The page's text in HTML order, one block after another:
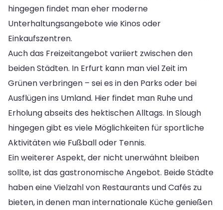
hingegen findet man eher moderne
Unterhaltungsangebote wie Kinos oder
Einkaufszentren.
Auch das Freizeitangebot variiert zwischen den
beiden Städten. In Erfurt kann man viel Zeit im
Grünen verbringen – sei es in den Parks oder bei
Ausflügen ins Umland. Hier findet man Ruhe und
Erholung abseits des hektischen Alltags. In Slough
hingegen gibt es viele Möglichkeiten für sportliche
Aktivitäten wie Fußball oder Tennis.
Ein weiterer Aspekt, der nicht unerwähnt bleiben
sollte, ist das gastronomische Angebot. Beide Städte
haben eine Vielzahl von Restaurants und Cafés zu
bieten, in denen man internationale Küche genießen